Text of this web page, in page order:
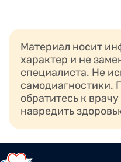
Сигналы для
ребенку
Если ваш ребенок
симптомы, стоит
ревматологу:
Материал носит
характер и не
специалиста. Не
самодиагностики.
обратитесь к
навредить